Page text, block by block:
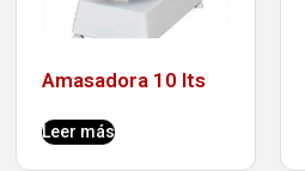
Amasadora 10 lts
Leer más